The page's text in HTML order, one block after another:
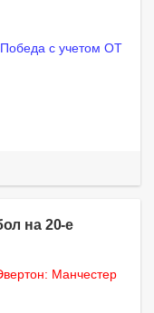
с учетом ОТ
на 20-е
Манчестер